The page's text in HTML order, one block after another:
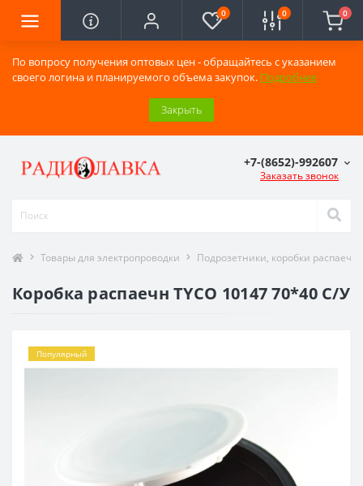
По вопросу получения оптовых цен - обращайтесь с указанием
своего логина и планируемого объема закупок. Подробнее
Закрыть
0 0 0
+7-(8652)-992607
Заказать звонок
Товары для электропроводки Подрозетники, коробки распаечн
Коробка распаечн TYCO 10147 70*40 С/У
Популярный